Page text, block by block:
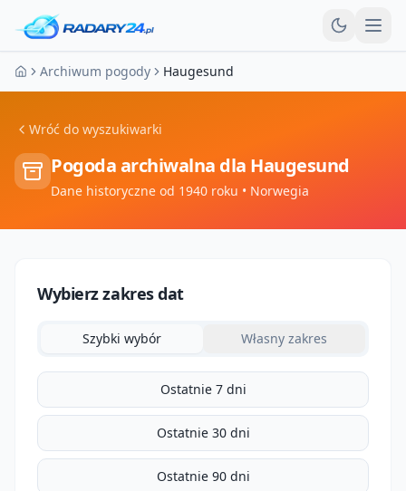
Strona główna
Archiwum pogody Haugesund
Wróć do wyszukiwarki
Pogoda archiwalna dla Haugesund
Dane historyczne od 1940 roku • Norwegia
Wybierz zakres dat
Szybki wybór Własny zakres
Ostatnie 7 dni
Ostatnie 30 dni
Ostatnie 90 dni